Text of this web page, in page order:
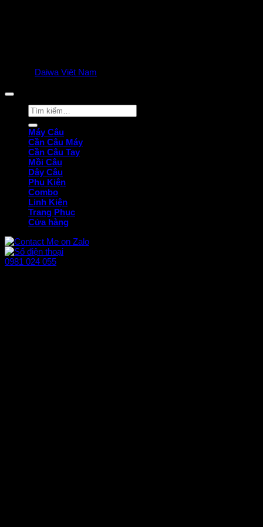
Daiwa Việt Nam
Tìm
kiếm:
Máy Câu
Cần Câu Máy
Cần Câu Tay
Mồi Câu
Dây Câu
Phụ Kiện
Combo
Linh Kiện
Trang Phục
Cửa hàng
0981 024 055